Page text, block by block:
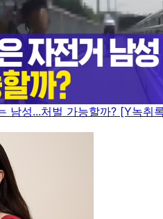
남성...처벌 가능할까? [Y녹취